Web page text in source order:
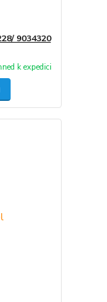
9034320
k expedici